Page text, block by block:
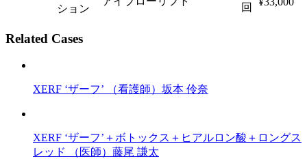
ション
回
Related Cases
XERF ‘ザーフ’ （看護師）坂本 伶奈
XERF ‘ザーフ’＋ボトックス＋ヒアルロン酸＋ロングス
レッド
（医師）藤尾 謙太